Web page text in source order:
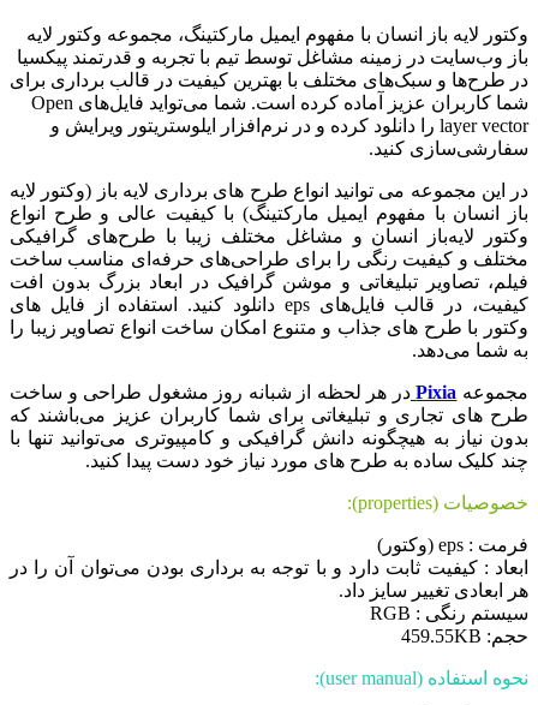
وکتور لایه باز انسان با مفهوم ایمیل مارکتینگ، مجموعه وکتور لایه
باز وب‌سایت در زمینه مشاغل توسط تیم با تجربه و قدرتمند پیکسیا
در طرح‌ها و سبک‌های مختلف با بهترین کیفیت در قالب برداری برای
شما کاربران عزیز آماده کرده است. شما می‌تواید فایل‌های Open
layer vector را دانلود کرده و در نرم‌افزار ایلوستریتور ویرایش و
سفارشی‌سازی کنید.
در این مجموعه می توانید انواع طرح های برداری لایه باز (وکتور لایه
باز انسان با مفهوم ایمیل مارکتینگ) با کیفیت عالی و طرح انواع
وکتور لایه‌باز انسان و مشاغل مختلف زیبا با طرح‌های گرافیکی
مختلف و کیفیت رنگی را برای طراحی‌های حرفه‌ای مناسب ساخت
فیلم، تصاویر تبلیغاتی و موشن گرافیک در ابعاد بزرگ بدون افت
کیفیت، در قالب فایل‌های eps دانلود کنید. استفاده از فایل های
وکتور با طرح های جذاب و متنوع امکان ساخت انواع تصاویر زیبا را
به شما می‌دهد.
مجموعه Pixia در هر لحظه از شبانه روز مشغول طراحی و ساخت
طرح های تجاری و تبلیغاتی برای شما کاربران عزیز می‌باشند که
بدون نیاز به هیچگونه دانش گرافیکی و کامپیوتری می‌توانید تنها با
چند کلیک ساده به طرح های مورد نیاز خود دست پیدا کنید.
خصوصیات (properties):
فرمت : eps (وکتور)
ابعاد : کیفیت ثابت دارد و با توجه به برداری بودن می‌توان آن را در
هر ابعادی تغییر سایز داد.
سیستم رنگی : RGB
حجم: 459.55KB
نحوه استفاده (user manual):